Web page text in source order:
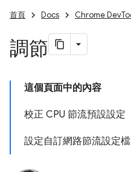
首頁 Docs Chrome
調節
這個頁面中的內容
校正 CPU 節流預設設定
設定自訂網路節流設定檔